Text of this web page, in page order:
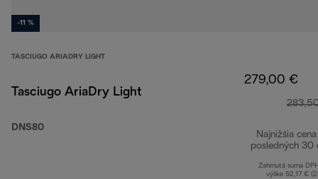
-11 %
TASCIUGO ARIADRY LIGHT
Tasciugo AriaDry Light
DNS80
279,00 €
Najnižšia
posledných 30
Zahrnutá suma
výške 52,17 €